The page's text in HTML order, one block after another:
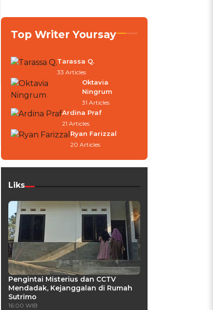
Top Writer Yoursay
Tarassa Q.
33 Articles
Oktavia
Ningrum
31 Articles
Ardina Praf
21 Articles
Ryan Farizzal
20 Articles
Liks
Pengintai Misterius dan CCTV
Mendadak, Kejanggalan di Rumah
Sutrimo
16:00 WIB